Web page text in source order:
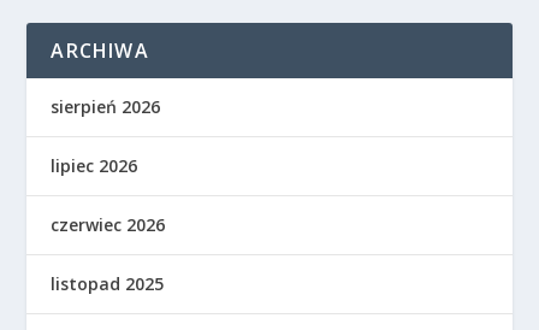
ARCHIWA
sierpień 2026
lipiec 2026
czerwiec 2026
listopad 2025